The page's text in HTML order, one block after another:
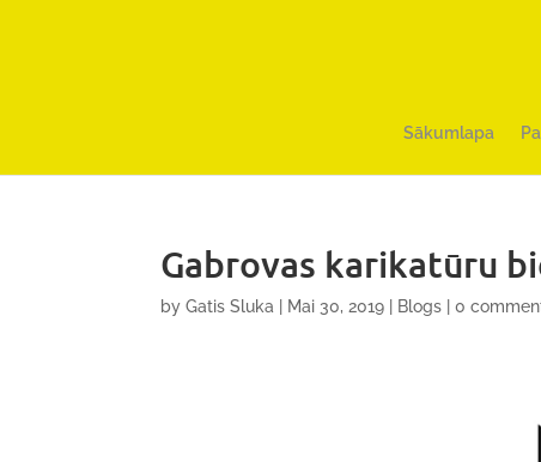
Sākumlapa
Gabrovas karikatūru
byGatis Sluka Mai 30, 2019 Blogs |0